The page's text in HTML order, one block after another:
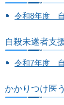
令和8年度
自殺未遂者支
令和7年度
かかりつけ医